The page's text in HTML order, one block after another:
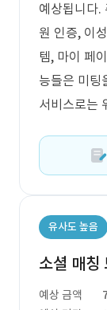
예상됩니다.
원 인증, 이
템, 마이 페
능들은 미팅
서비스로는
유사도 높음
소셜 매칭
예상 금액